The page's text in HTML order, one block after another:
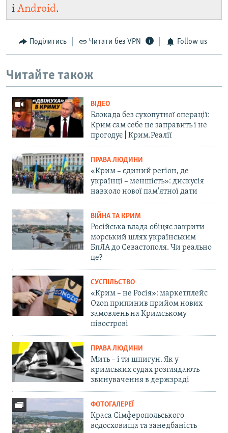
і Android.
Поділитись Читати без VPN Follow us
Читайте також
ВІДЕО
Блокада без сухопутної операції:
Крим сам себе не заправить і не
прогодує | Крим.Реалії
ПРАВА ЛЮДИНИ
«Крим – єдиний регіон, де
українці – меншість»: дискусія
навколо нової пам'ятної дати
ВІЙНА ТА КРИМ
Російська влада обіцяє закрити
морський шлях українським
БпЛА до Севастополя. Чи реально
це?
СУСПІЛЬСТВО
«Крим – не Росія»: маркетплейс
Ozon припинив прийом нових
замовлень на Кримському
півострові
ПРАВА ЛЮДИНИ
Мить – і ти шпигун. Як у
кримських судах розглядають
звинувачення в держзраді
ФОТОГАЛЕРЕЇ
Краса Сімферопольського
водосховища та занедбаність